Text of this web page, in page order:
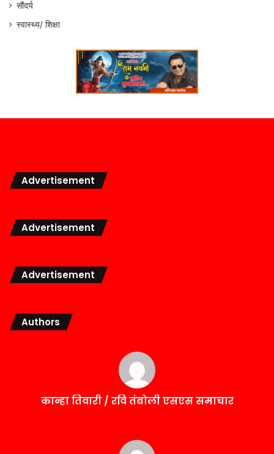
सौंदर्य
स्वास्थ्य/ शिक्षा
Advertisement
Advertisement
Advertisement
Authors
कान्हा तिवारी / रवि तंबोली एसएस समाचार